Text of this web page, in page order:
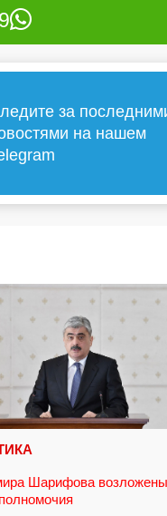
за
на нашем
Шарифова возложены